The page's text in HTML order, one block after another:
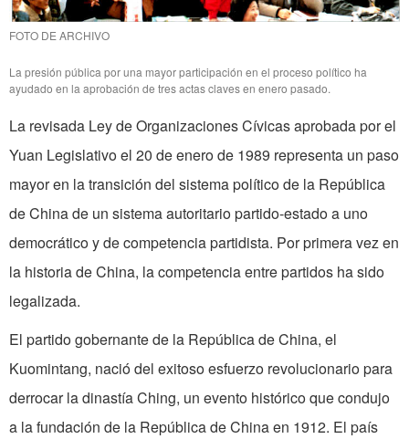
FOTO DE ARCHIVO
La presión pública por una mayor participación en el proceso político ha
ayudado en la aprobación de tres actas claves en enero pasado.
La revisada Ley de Organizaciones Cívicas aprobada por el
Yuan Legislativo el 20 de enero de 1989 representa un paso
mayor en la transición del sistema político de la República
de China de un sistema autoritario partido-estado a uno
democrático y de competencia partidista. Por primera vez en
la historia de China, la competencia entre partidos ha sido
legalizada.
El partido gobernante de la República de China, el
Kuomintang, nació del exitoso esfuerzo revolucionario para
derrocar la dinastía Ching, un evento histórico que condujo
a la fundación de la República de China en 1912. El país